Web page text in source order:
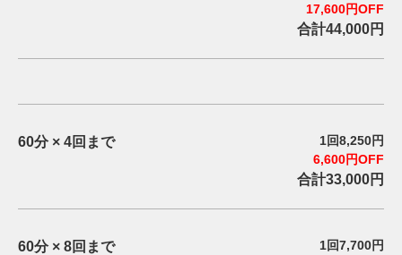
17,600円OFF
合計44,000円
60分 × 4回まで
1回8,250円
6,600円OFF
合計33,000円
60分 × 8回まで
1回7,700円